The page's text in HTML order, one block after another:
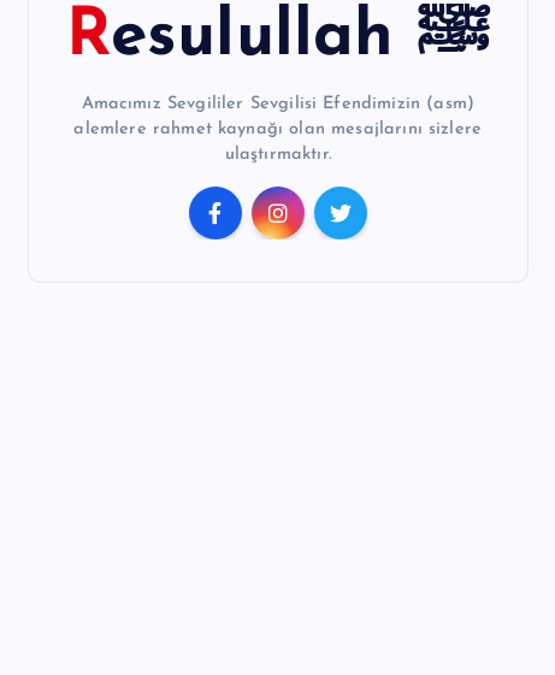
Resulullah ﷺ
Amacımız Sevgililer Sevgilisi Efendimizin (asm)
alemlere rahmet kaynağı olan mesajlarını sizlere
ulaştırmaktır.